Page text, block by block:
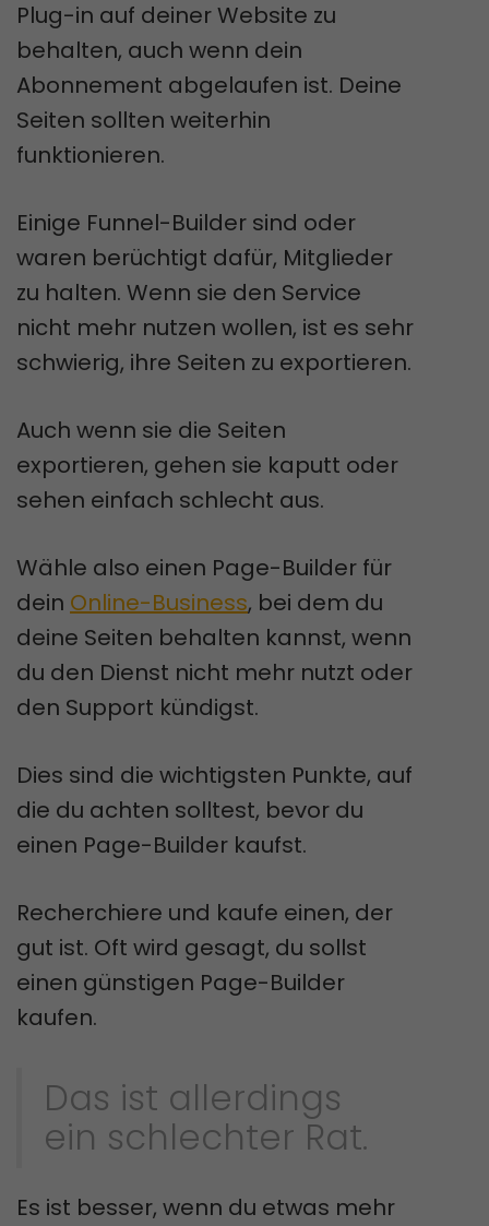
Plug-in auf deiner Website zu
behalten, auch wenn dein
Abonnement abgelaufen ist. Deine
Seiten sollten weiterhin
funktionieren.
Einige Funnel-Builder sind oder
waren berüchtigt dafür, Mitglieder
zu halten. Wenn sie den Service
nicht mehr nutzen wollen, ist es sehr
schwierig, ihre Seiten zu exportieren.
Auch wenn sie die Seiten
exportieren, gehen sie kaputt oder
sehen einfach schlecht aus.
Wähle also einen Page-Builder für
dein Online-Business, bei dem du
deine Seiten behalten kannst, wenn
du den Dienst nicht mehr nutzt oder
den Support kündigst.
Dies sind die wichtigsten Punkte, auf
die du achten solltest, bevor du
einen Page-Builder kaufst.
Recherchiere und kaufe einen, der
gut ist. Oft wird gesagt, du sollst
einen günstigen Page-Builder
kaufen.
Das ist allerdings
ein schlechter Rat.
Es ist besser, wenn du etwas mehr